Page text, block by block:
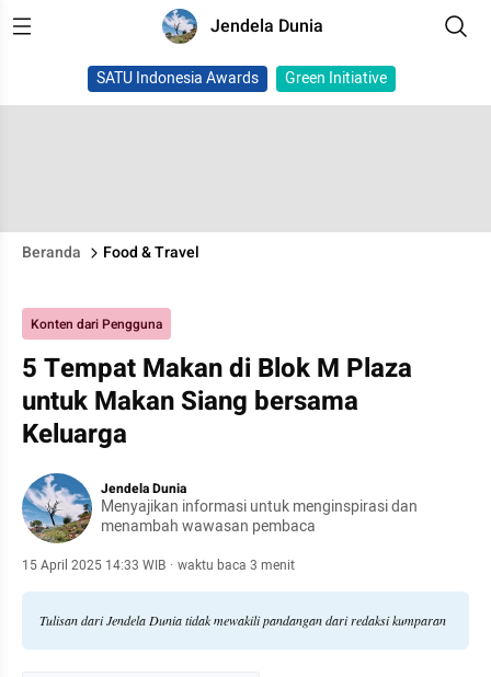
Jendela Dunia
SATU Indonesia Awards Green Initiative
Beranda Food & Travel
Konten dari Pengguna
5 Tempat Makan di Blok M Plaza
untuk Makan Siang bersama
Keluarga
Jendela Dunia
Menyajikan informasi untuk menginspirasi dan
menambah wawasan pembaca
15 April 2025 14:33 WIB · waktu baca 3 menit
Tulisan dari Jendela Dunia tidak mewakili pandangan dari redaksi kumparan